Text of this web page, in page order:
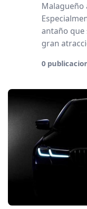
Malagueño
antaño que
gran
0